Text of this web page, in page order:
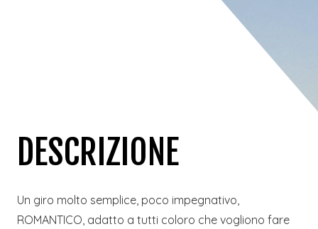
DESCRIZIONE
Un giro molto semplice, poco impegnativo,
ROMANTICO, adatto a tutti coloro che vogliono fare